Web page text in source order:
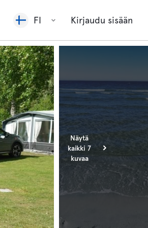
FI Kirjaudu sisään
Näytä
kaikki 7
kuvaa